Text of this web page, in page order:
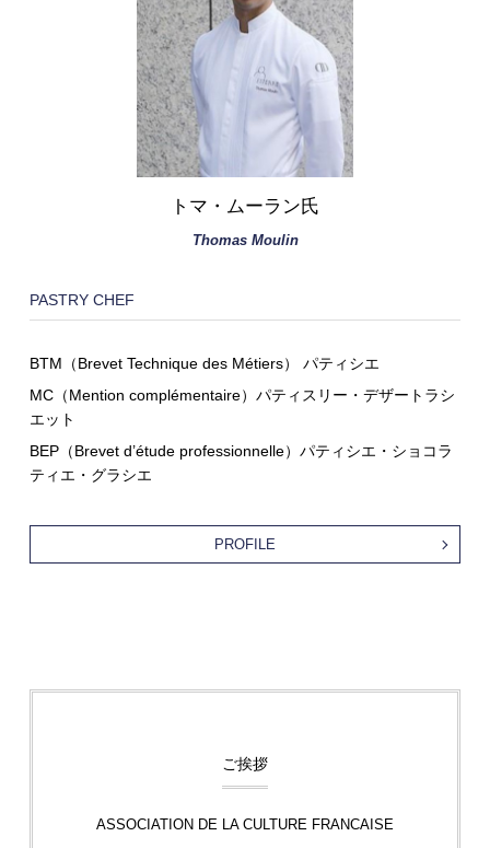
トマ・ムーラン氏
Thomas Moulin
PASTRY CHEF
BTM（Brevet Technique des Métiers） パティシエ
MC（Mention complémentaire）パティスリー・デザートラシ
エット
BEP（Brevet d’étude professionnelle）パティシエ・ショコラ
ティエ・グラシエ
PROFILE
ご挨拶
ASSOCIATION DE LA CULTURE FRANCAISE